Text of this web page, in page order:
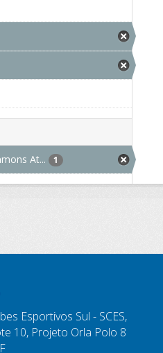
At... 1
Esportivos Sul - SCES,
10, Projeto Orla Polo 8